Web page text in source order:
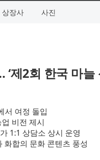
상장사 사진
제2회 한국 마늘
서 여정 돌입
비전 제시
1:1 상담소 상시 운영
화합의 문화 콘텐츠 풍성